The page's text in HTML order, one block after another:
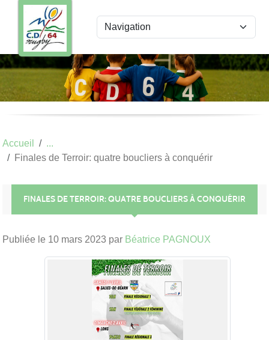
Accueil
Finales de Terroir: quatre boucliers à conquérir
FINALES DE TERROIR: QUATRE BOUCLIERS À CONQUÉRIR
Publiée le 10 mars 2023 par Béatrice PAGNOUX
Panneau de gestion des cookies